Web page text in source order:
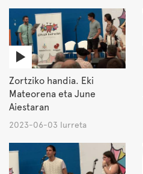
Zortziko handia. Eki
Mateorena eta June
Aiestaran
2023-06-03 Iurreta